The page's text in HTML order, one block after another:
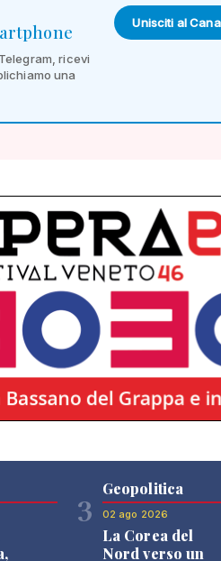
ricevi
una
Unisciti al
3
Geopolitica
02 ago 2026
La Corea del
Nord verso un